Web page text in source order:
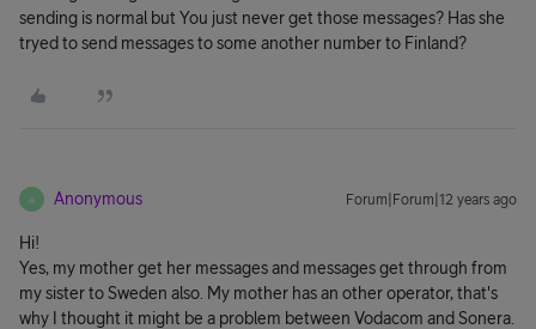
sending is normal but You just never get those messages? Has she
tryed to send messages to some another number to Finland?
A Anonymous Forum|Forum|12 years ago
Hi!
Yes, my mother get her messages and messages get through from
my sister to Sweden also. My mother has an other operator, that's
why I thought it might be a problem between Vodacom and Sonera.